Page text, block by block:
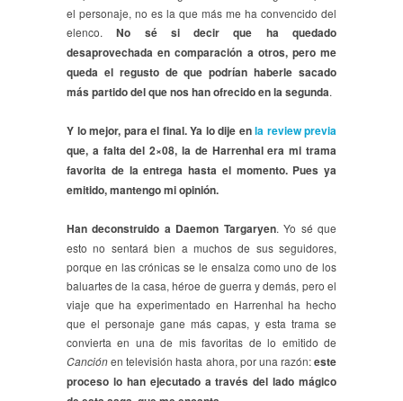
el personaje, no es la que más me ha convencido del
elenco.No sé si decir que ha quedado
desaprovechada en comparación a otros, pero me
queda el regusto de que podrían haberle sacado
más partido del que nos han ofrecido en la segunda.
Y lo mejor, para el final. Ya lo dije enla review previa
que, a falta del 2×08, la de Harrenhal era mi trama
favorita de la entrega hasta el momento. Pues ya
emitido, mantengo mi opinión.
Han deconstruido a Daemon Targaryen. Yo sé que
esto no sentará bien a muchos de sus seguidores,
porque en las crónicas se le ensalza como uno de los
baluartes de la casa, héroe de guerra y demás, pero el
viaje que ha experimentado en Harrenhal ha hecho
que el personaje gane más capas, y esta trama se
convierta en una de mis favoritas de lo emitido de
Canciónen televisión hasta ahora, por una razón:este
proceso lo han ejecutado a través del lado mágico